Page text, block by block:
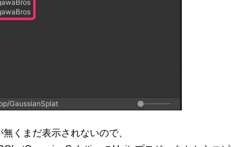
くまだ表示されないので、